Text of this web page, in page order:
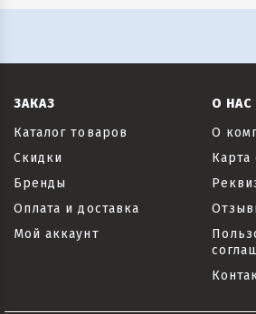
ЗАКАЗ
Каталог товаров
Скидки
Бренды
Оплата и доставка
Мой аккаунт
О НАС
О
Карта